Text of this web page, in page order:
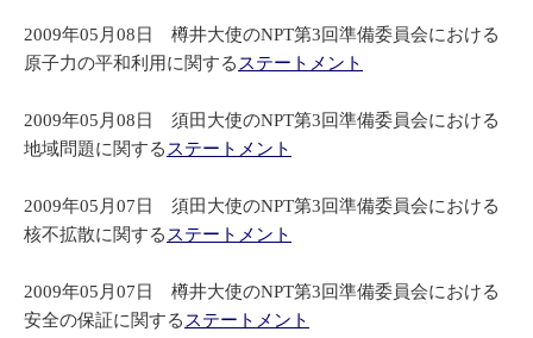
2009年05月08日 樽井大使のNPT第3回準備委員会における
原子力の平和利用に関する ステートメント
2009年05月08日 須田大使のNPT第3回準備委員会における
地域問題に関する ステートメント
2009年05月07日 須田大使のNPT第3回準備委員会における
核不拡散に関する ステートメント
2009年05月07日 樽井大使のNPT第3回準備委員会における
安全の保証に関する ステートメント